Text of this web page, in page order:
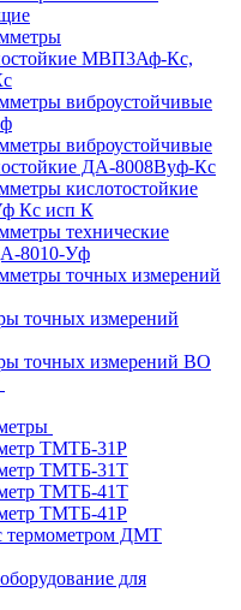
МВП3Аф-Кс,
виброустойчивые
виброустойчивые
ДА-8008Вуф-Кс
кислотостойкие
Кс исп К
технические
8010-Уф
точных измерений
точных измерений
точных измерений ВО
ТМТБ-31Р
ТМТБ-31Т
ТМТБ-41Т
ТМТБ-41Р
термометром ДМТ
для